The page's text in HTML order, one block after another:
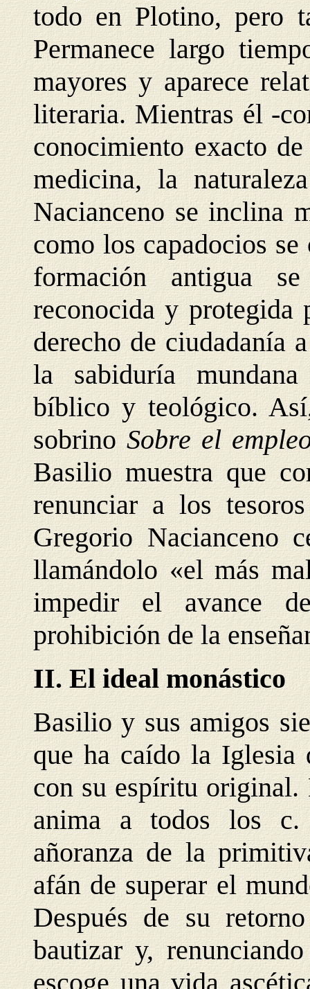
todo en Plotino, pero
Permanece largo
mayores y aparece
literaria. Mientras él -
conocimiento exacto
medicina, la
Nacianceno se inclina
como los capadocios
formación antigua
reconocida y protegida
derecho de ciudadanía
la sabiduría
bíblico y teológico.
sobrino Sobre el
Basilio muestra que
renunciar a los
Gregorio Nacianceno
llamándolo «el más
impedir el avance
prohibición de la
II. El ideal monástico
Basilio y sus amigos
que ha caído la Iglesia
con su espíritu original.
anima a todos los c.
añoranza de la
afán de superar el
Después de su
bautizar y,
escoge una vida